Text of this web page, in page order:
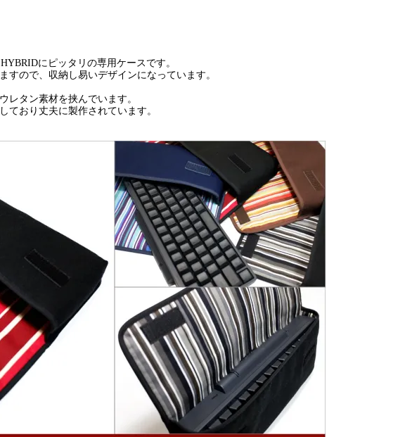
にピッタリの専用ケースです。
すので、収納し易いデザインになっています。
レタン素材を挟んでいます。
ており丈夫に製作されています。